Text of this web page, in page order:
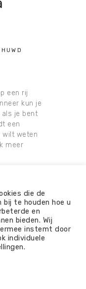
een rij
kun je
je bent
een
wilt weten
meer
OVER ONS
die de
te houden hoe u
en
bieden. Wij
instemt door
individuele